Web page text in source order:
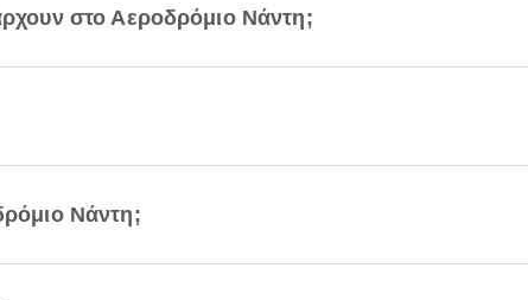
στο Αεροδρόμιο Νάντη;
Νάντη;